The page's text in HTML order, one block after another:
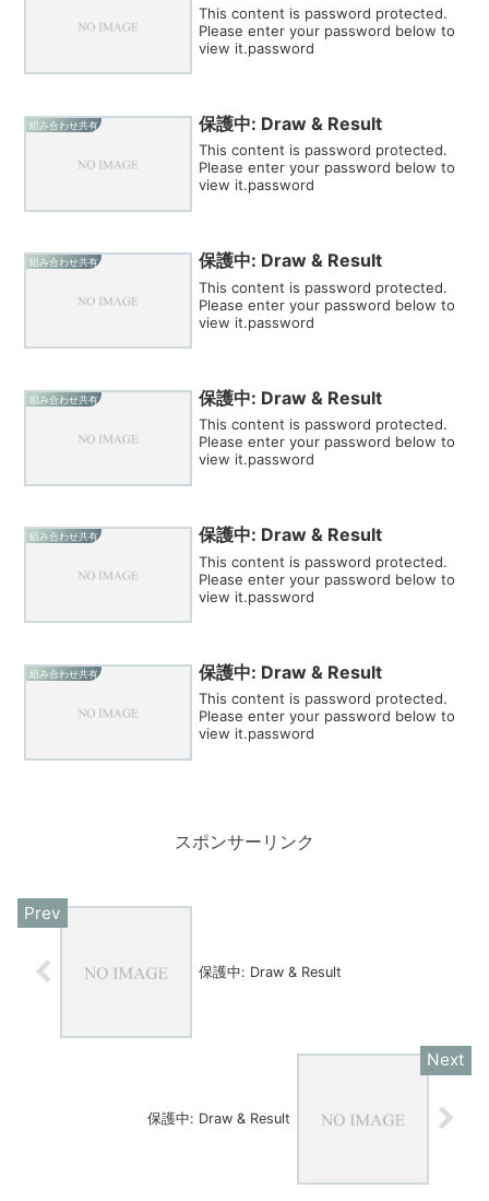
This content is password protected.
Please enter your password below to
view it.password
組み合わせ共有 保護中: Draw & Result
This content is password protected.
Please enter your password below to
view it.password
組み合わせ共有 保護中: Draw & Result
This content is password protected.
Please enter your password below to
view it.password
組み合わせ共有 保護中: Draw & Result
This content is password protected.
Please enter your password below to
view it.password
組み合わせ共有 保護中: Draw & Result
This content is password protected.
Please enter your password below to
view it.password
組み合わせ共有 保護中: Draw & Result
This content is password protected.
Please enter your password below to
view it.password
スポンサーリンク
保護中: Draw & Result
保護中: Draw & Result